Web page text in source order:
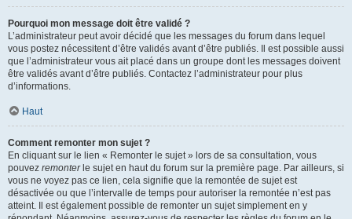
Pourquoi mon message doit être validé ?
L’administrateur peut avoir décidé que les messages du forum dans lequel
vous postez nécessitent d’être validés avant d’être publiés. Il est possible aussi
que l’administrateur vous ait placé dans un groupe dont les messages doivent
être validés avant d’être publiés. Contactez l’administrateur pour plus
d’informations.
Haut
Comment remonter mon sujet ?
En cliquant sur le lien « Remonter le sujet » lors de sa consultation, vous
pouvez remonterle sujet en haut du forum sur la première page. Par ailleurs, si
vous ne voyez pas ce lien, cela signifie que la remontée de sujet est
désactivée ou que l’intervalle de temps pour autoriser la remontée n’est pas
atteint. Il est également possible de remonter un sujet simplement en y